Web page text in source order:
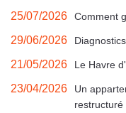
25/07/2026 Comment
29/06/2026
21/05/2026 Le Havre
23/04/2026
Un
restructuré